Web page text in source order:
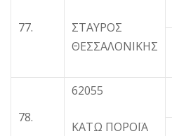
77.
ΣΤΑΥΡΟΣ
ΘΕΣΣΑΛΟΝΙΚΗΣ
78.
62055
ΚΑΤΩ ΠΟΡΟΪΑ